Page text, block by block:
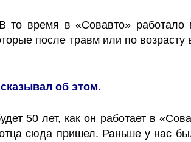
время в «Совавто» работало
после травм или по
об этом.
50 лет, как он работает в
сюда пришел. Раньше у нас